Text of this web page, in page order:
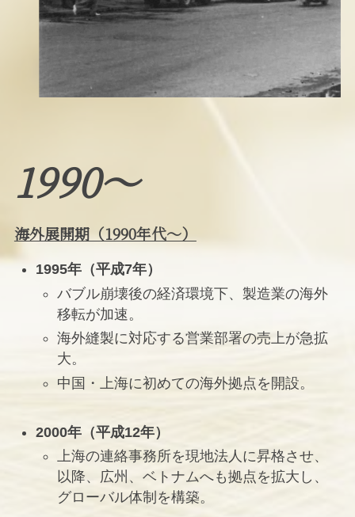
1990〜
海外展開期（1990年代〜）
1995年（平成7年）
バブル崩壊後の経済環境下、製造業の海外
移転が加速。
海外縫製に対応する営業部署の売上が急拡
大。
中国・上海に初めての海外拠点を開設。
2000年（平成12年）
上海の連絡事務所を現地法人に昇格させ、
以降、広州、ベトナムへも拠点を拡大し、
グローバル体制を構築。